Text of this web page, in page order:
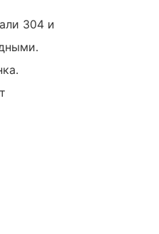
304 и